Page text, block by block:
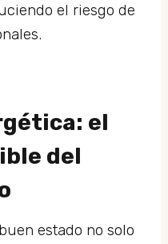
el riesgo de
el
del
estado no solo